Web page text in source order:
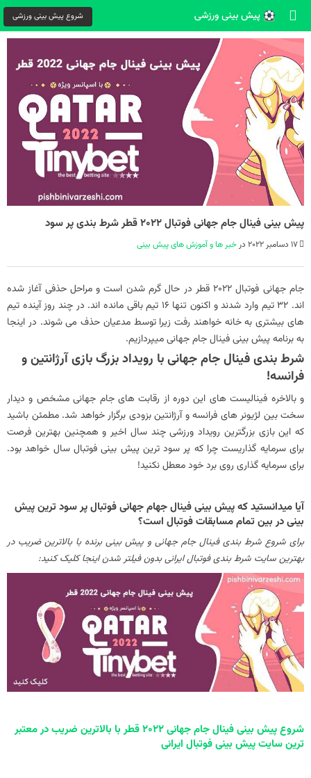
شروع پیش بینی ورزشی
پیش بینی فینال جام جهانی فوتبال 2022 قطر شرط بندی پر سود
17 دسامبر 2022 در خبر ها و آموزش های پیش بینی
جام جهانی فوتبال 2022 قطر در حال گرم شدن است و مراحل حذفی آغاز شده
اند. 32 تیم وارد شدند و اکنون تنها 16 تیم باقی مانده اند. در چند روز آینده تیم
های بیشتری به خانه خواهند رفت زیرا توسط مدعیان حذف می شوند. در اینجا
به برنامه پیش بینی فینال جام جهانی میپردازیم.
شرط بندی فینال جام جهانی با رویداد بزرگ بازی آرژانتین و
فرانسه!
و بالاخره فینالیست های این دوره از رقابت های جام جهانی مشخص و دیدار
سخت بین لژیونر های فرانسه و آرژانتین بزودی برگزار خواهد شد. مطمئن باشید
که این بازی بزرگترین رویداد ورزشی چند سال اخیر و همچنین بهترین فرصت
برای سرمایه گذاریست چرا که پر سود ترین پیش بینی فوتبال سال خواهد بود.
برای سرمایه گذاری روی برد خود معطل نکنید!
آیا میدانستید که پیش بینی فینال جهام جهانی فوتبال پر سود ترین پیش
بینی در بین تمام مسابقات فوتبال است؟
برای شروع شرط بندی فینال جام جهانی و پیش بینی برنده با بالاترین ضریب در
بهترین سایت شرط بندی فوتبال ایرانی بدون فیلتر شدن اینجا کلیک کنید:
شروع پیش بینی فینال جام جهانی 2022 قطر با بالاترین ضریب در معتبر
ترین سایت پیش بینی فوتبال ایرانی